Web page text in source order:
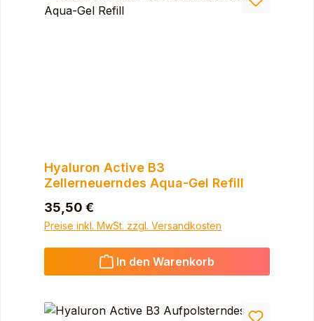
Hyaluron Active B3
Zellerneuerndes Aqua-Gel Refill
Regulärer Preis:
35,50 €
Preise inkl. MwSt. zzgl. Versandkosten
In den Warenkorb